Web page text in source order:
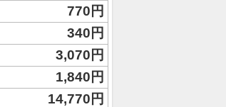
770円
340円
3,070円
1,840円
14,770円